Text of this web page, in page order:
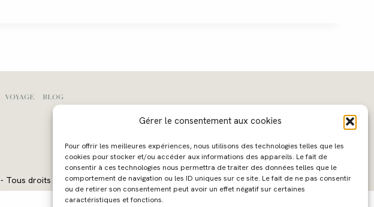
Gérer le consentement aux cookies
Pour offrir les meilleures expériences, nous utilisons des technologies telles que les
cookies pour stocker et/ou accéder aux informations des appareils. Le fait de
consentir à ces technologies nous permettra de traiter des données telles que le
comportement de navigation ou les ID uniques sur ce site. Le fait de ne pas consentir
ou de retirer son consentement peut avoir un effet négatif sur certaines
caractéristiques et fonctions.
VOYAGE
BLOG
- Tous droits réservés - Webdesign :Caroline Liabot- Hébergement :Azur Média